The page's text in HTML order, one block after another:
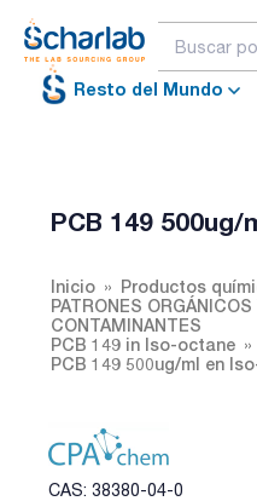
Resto del Mundo
PCB 149
Inicio
Productos
PATRONES
CONTAMINANTES
PCB 149 in Iso-octane
PCB 149 500ug/ml en
CAS: 38380-04-0